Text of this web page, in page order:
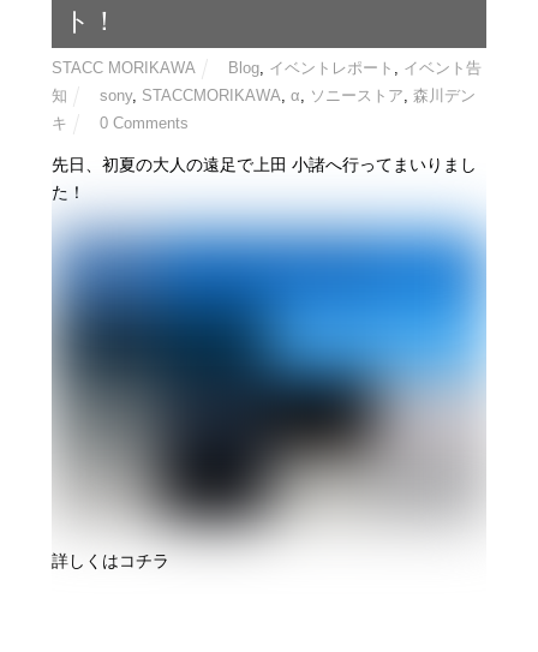
ト！
STACC MORIKAWA Blog, イベントレポート , イベント告
知
sony, STACCMORIKAWA, α, ソニーストア, 森川デン
キ
0 Comments
先日、初夏の大人の遠足で上田 小諸へ行ってまいりまし
た！
詳しくはコチラ